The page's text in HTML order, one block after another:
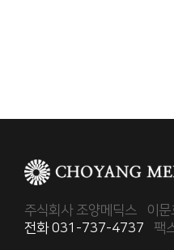
주식회사 조양메딕스 이
전화 031-737-4737 팩